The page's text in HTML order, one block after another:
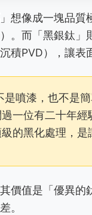
想像成一塊品
。而「黑銀鈦
積PVD），讓
是噴漆，也不是
一位有二十年
的黑化處理，是
價值是「優異
。